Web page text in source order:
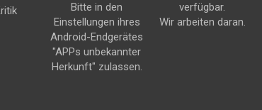
Bitte in den
Einstellungen ihres
Android-Endgerätes
"APPs unbekannter
Herkunft" zulassen.
verfügbar.
Wir arbeiten daran.